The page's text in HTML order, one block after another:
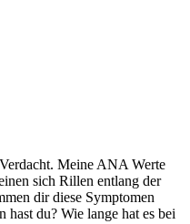
Meine ANA Werte
sich Rillen entlang der
dir diese Symptomen
du? Wie lange hat es bei